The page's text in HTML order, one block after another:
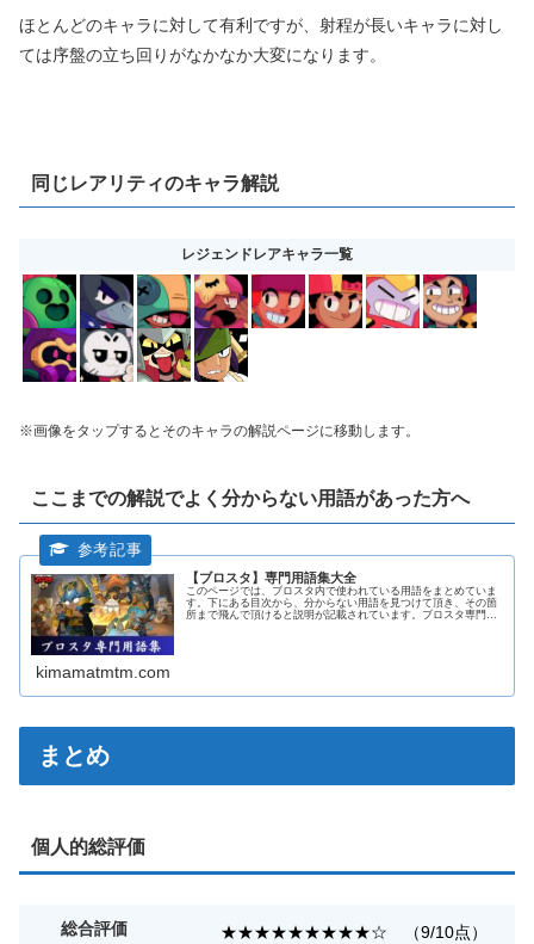
ほとんどのキャラに対して有利ですが、射程が長いキャラに対し
ては序盤の立ち回りがなかなか大変になります。
同じレアリティのキャラ解説
レジェンドレアキャラ一覧
※画像をタップするとそのキャラの解説ページに移動します。
ここまでの解説でよく分からない用語があった方へ
【ブロスタ】専門用語集大全
このページでは、ブロスタ内で使われている用語をまとめていま
す。下にある目次から、分からない用語を見つけて頂き、その箇
所まで飛んで頂けると説明が記載されています。ブロスタ専門用
kimamatmtm.com
まとめ
個人的総評価
総合評価 ★★★★★★★★★☆ （9/10点）